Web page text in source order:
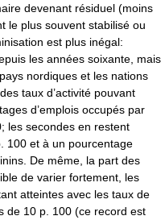
devenant résiduel (moins
le plus souvent stabilisé ou
est plus inégal:
les années soixante, mais
nordiques et les nations
taux d’activité pouvant
d’emplois occupés par
les secondes en restent
100 et à un pourcentage
De même, la part des
de varier fortement, les
atteintes avec les taux de
de 10 p. 100 (ce record est